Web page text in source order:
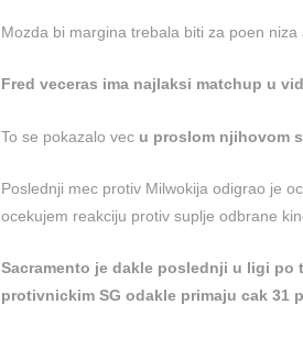
Mozda bi margina trebala biti za poen niza
Fred veceras ima najlaksi matchup u
To se pokazalo vec u proslom njihovom
Poslednji mec protiv Milwokija odigrao je
ocekujem reakciju protiv suplje odbrane
Sacramento je dakle poslednji u ligi po
protivnickim SG odakle primaju cak 31